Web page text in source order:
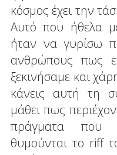
κόσμος έχει την
Αυτό που ήθελα
ήταν να γυρίσω
ανθρώπους πως
ξεκινήσαμε και
κάνεις αυτή τη
μάθει πως
πράγματα που
θυμούνται το riff